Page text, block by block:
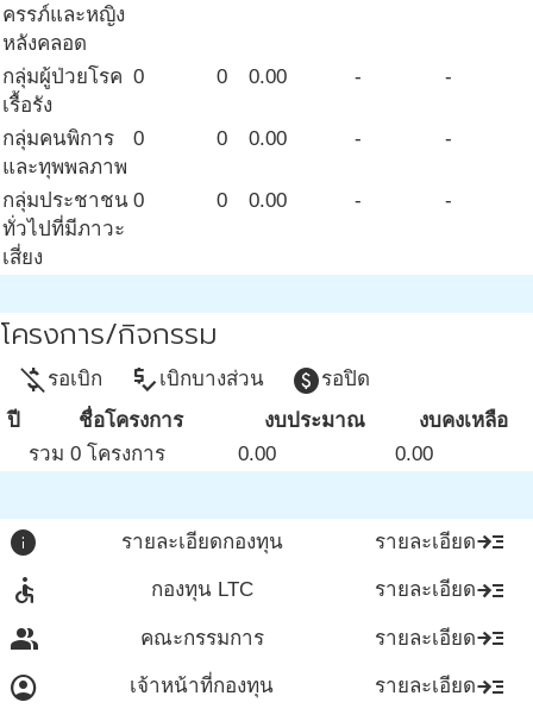
ครรภ์และหญิง
หลังคลอด
กลุ่มผู้ป่วยโรค
เรื้อรัง
0 0 0.00 - -
กลุ่มคนพิการ
และทุพพลภาพ
0 0 0.00 - -
กลุ่มประชาชน
ทั่วไปที่มีภาวะ
เสี่ยง
0 0 0.00 - -
โครงการ/กิจกรรม
money_off รอเบิก price_check เบิกบางส่วน paidรอปิด
ปี
ชื่อโครงการ งบประมาณ
งบคงเหลือ
รวม 0 โครงการ
0.00 0.00
info รายละเอียดกองทุน รายละเอียดread_more
accessible
กองทุน LTC รายละเอียดread_more
group
คณะกรรมการ รายละเอียดread_more
account_circle
เจ้าหน้าที่กองทุน รายละเอียดread_more